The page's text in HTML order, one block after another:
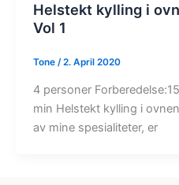
Helstekt kylling i
Vol 1
Tone /2. April 2020
4 personer
min Helstekt kylling i
av mine spesialiteter, er